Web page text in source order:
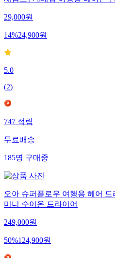
제임스딘 5매입 여성용 레이온
29,000원
14%24,900원
5.0
(2)
747적립
무료배송
185명구매중
오아 슈퍼플로우 여행용 헤어
미니 수이온 드라이어
249,000원
50%124,900원